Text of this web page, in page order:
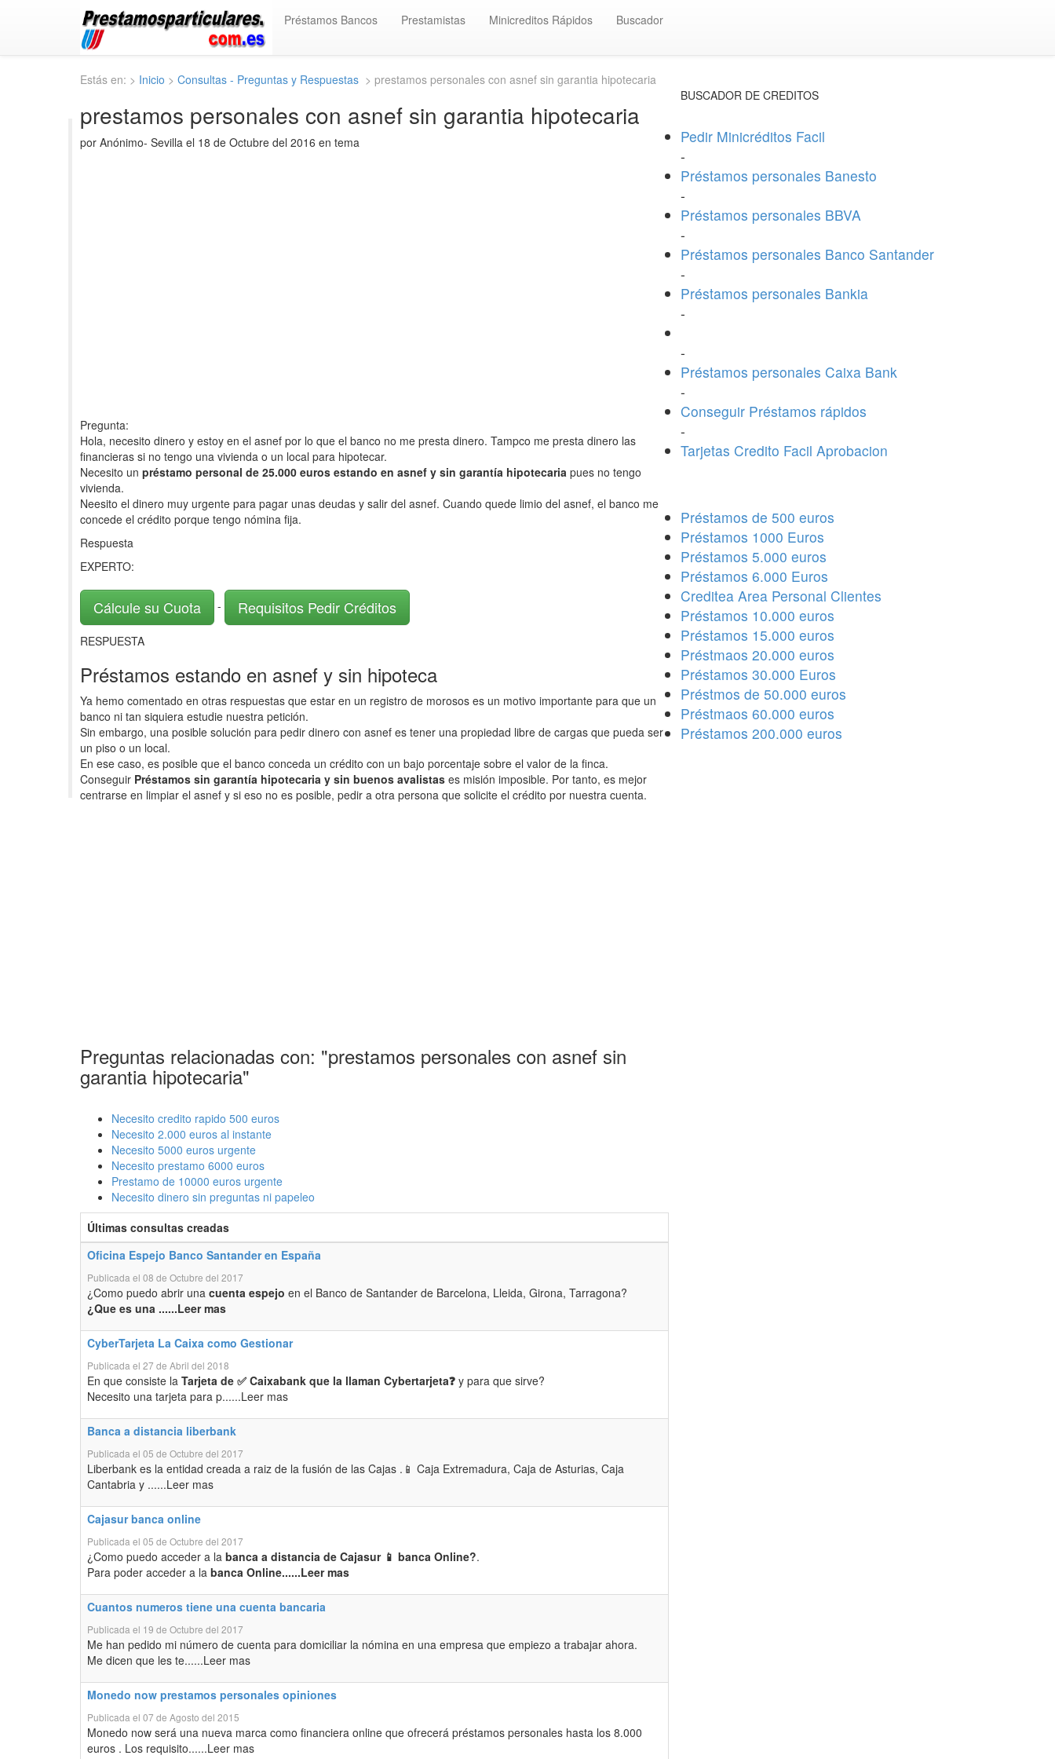
Préstamos Bancos Prestamistas Minicreditos Rápidos Buscador
Estás en: > Inicio > Consultas - Preguntas y Respuestas > prestamos personales con asnef sin garantia hipotecaria
prestamos personales con asnef sin garantia hipotecaria
por Anónimo- Sevilla el 18 de Octubre del 2016 en tema
Pregunta:
Hola, necesito dinero y estoy en el asnef por lo que el banco no me presta dinero. Tampco me presta dinero las
financieras si no tengo una vivienda o un local para hipotecar.
Necesito un préstamo personal de 25.000 euros estando en asnef y sin garantía hipotecaria pues no tengo
vivienda.
Neesito el dinero muy urgente para pagar unas deudas y salir del asnef. Cuando quede limio del asnef, el banco me
concede el crédito porque tengo nómina fija.
Respuesta
EXPERTO:
Cálcule su Cuota - Requisitos Pedir Créditos
RESPUESTA
Préstamos estando en asnef y sin hipoteca
Ya hemo comentado en otras respuestas que estar en un registro de morosos es un motivo importante para que un
banco ni tan siquiera estudie nuestra petición.
Sin embargo, una posible solución para pedir dinero con asnef es tener una propiedad libre de cargas que pueda ser
un piso o un local.
En ese caso, es posible que el banco conceda un crédito con un bajo porcentaje sobre el valor de la finca.
Conseguir Préstamos sin garantía hipotecaria y sin buenos avalistas es misión imposible. Por tanto, es mejor
centrarse en limpiar el asnef y si eso no es posible, pedir a otra persona que solicite el crédito por nuestra cuenta.
Preguntas relacionadas con: "prestamos personales con asnef sin
garantia hipotecaria"
Necesito credito rapido 500 euros
Necesito 2.000 euros al instante
Necesito 5000 euros urgente
Necesito prestamo 6000 euros
Prestamo de 10000 euros urgente
Necesito dinero sin preguntas ni papeleo
Últimas consultas creadas
Oficina Espejo Banco Santander en España
Publicada el 08 de Octubre del 2017
¿Como puedo abrir una cuenta espejo en el Banco de Santander de Barcelona, Lleida, Girona, Tarragona?
¿Que es una ......Leer mas
CyberTarjeta La Caixa como Gestionar
Publicada el 27 de Abril del 2018
En que consiste la Tarjeta de ✅ Caixabank que la llaman Cybertarjeta❓ y para que sirve?
Necesito una tarjeta para p......Leer mas
Banca a distancia liberbank
Publicada el 05 de Octubre del 2017
Liberbank es la entidad creada a raiz de la fusión de las Cajas .📱 Caja Extremadura, Caja de Asturias, Caja
Cantabria y ......Leer mas
Cajasur banca online
Publicada el 05 de Octubre del 2017
¿Como puedo acceder a la banca a distancia de Cajasur 📱 banca Online?.
Para poder acceder a la banca Online......Leer mas
Cuantos numeros tiene una cuenta bancaria
Publicada el 19 de Octubre del 2017
Me han pedido mi número de cuenta para domiciliar la nómina en una empresa que empiezo a trabajar ahora.
Me dicen que les te......Leer mas
Monedo now prestamos personales opiniones
Publicada el 07 de Agosto del 2015
Monedo now será una nueva marca como financiera online que ofrecerá préstamos personales hasta los 8.000
euros . Los requisito......Leer mas
BUSCADOR DE CREDITOS
Pedir Minicréditos Facil
-
Préstamos personales Banesto
-
Préstamos personales BBVA
-
Préstamos personales Banco Santander
-
Préstamos personales Bankia
-
-
Préstamos personales Caixa Bank
-
Conseguir Préstamos rápidos
-
Tarjetas Credito Facil Aprobacion
Préstamos de 500 euros
Préstamos 1000 Euros
Préstamos 5.000 euros
Préstamos 6.000 Euros
Creditea Area Personal Clientes
Préstamos 10.000 euros
Préstamos 15.000 euros
Préstmaos 20.000 euros
Préstamos 30.000 Euros
Préstmos de 50.000 euros
Préstmaos 60.000 euros
Préstamos 200.000 euros